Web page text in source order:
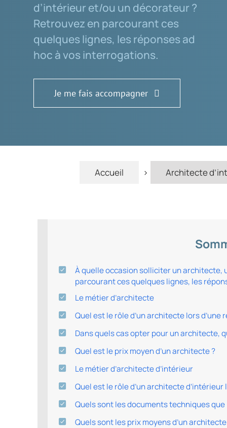
d’intérieur et/ou un décorateur ?
Retrouvez en parcourant ces
quelques lignes, les réponses ad
hoc à vos interrogations.
Je me fais accompagner
Accueil > Architecte
À quelle occasion solliciter un architecte,
parcourant ces quelques lignes, les
Le métier d’architecte
Quel est le rôle d’un architecte lors d’une
Dans quels cas opter pour un architecte,
Quel est le prix moyen d’un architecte ?
Le métier d’architecte d’intérieur
Quel est le rôle d’un architecte
Quels sont les documents techniques
Quels sont les prix moyens d’un